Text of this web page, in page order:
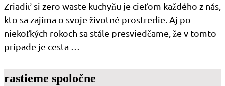
Zriadiť si zero waste kuchyňu je cieľom každého z nás,
kto sa zajíma o svoje životné prostredie. Aj po
niekoľkých rokoch sa stále presviedčame, že v tomto
prípade je cesta …
rastieme spoločne